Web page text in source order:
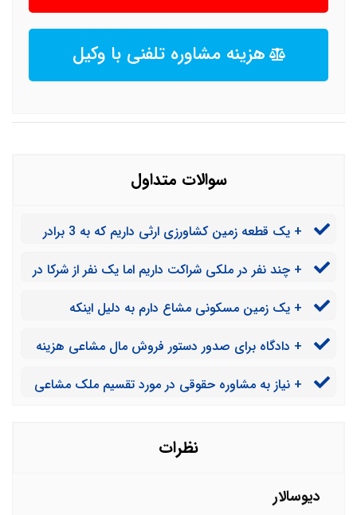
هزینه مشاوره تلفنی با وکیل
سوالات متداول
+ یک قطعه زمین کشاورزی ارثی داریم که به 3 برادر
به یکی از همسایگان فروخته است در حالی که ملک مشاعی
+ چند نفر در ملکی شراکت داریم اما یک نفر از شرکا در
کرده است چگونه می توانیم به اجبار تقسیم مال مشاعی را
+ یک زمین مسکونی مشاع دارم به دلیل اینکه
شریکم توانایی خرید سهم من را ندارد و آن را هم به من نمی
+ دادگاه برای صدور دستور فروش مال مشاعی هزینه
+ نیاز به مشاوره حقوقی در مورد تقسیم ملک مشاعی
نظرات
دیوسالار